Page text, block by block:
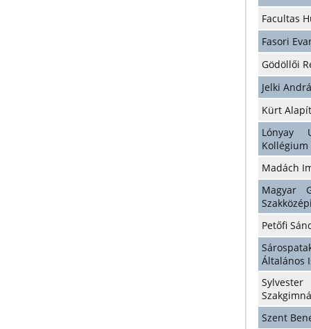
Facultas
Fasori
Gödöllői
Jelki
Kürt
Lónyay
Kollégium
Madách
Magyar
Petőfi
Általános
Szent